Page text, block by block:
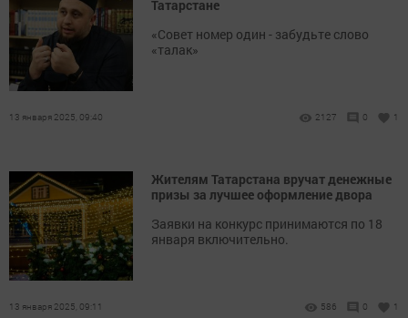
Татарстане
«Совет номер один - забудьте слово
«талак»
13 января 2025, 09:40 2127 0 1
Жителям Татарстана вручат денежные
призы за лучшее оформление двора
Заявки на конкурс принимаются по 18
января включительно.
13 января 2025, 09:11 586 0 1